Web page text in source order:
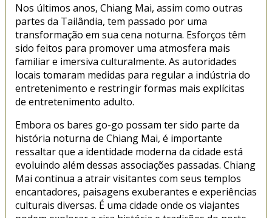
Nos últimos anos, Chiang Mai, assim como outras
partes da Tailândia, tem passado por uma
transformação em sua cena noturna. Esforços têm
sido feitos para promover uma atmosfera mais
familiar e imersiva culturalmente. As autoridades
locais tomaram medidas para regular a indústria do
entretenimento e restringir formas mais explícitas
de entretenimento adulto.
Embora os bares go-go possam ter sido parte da
história noturna de Chiang Mai, é importante
ressaltar que a identidade moderna da cidade está
evoluindo além dessas associações passadas. Chiang
Mai continua a atrair visitantes com seus templos
encantadores, paisagens exuberantes e experiências
culturais diversas. É uma cidade onde os viajantes